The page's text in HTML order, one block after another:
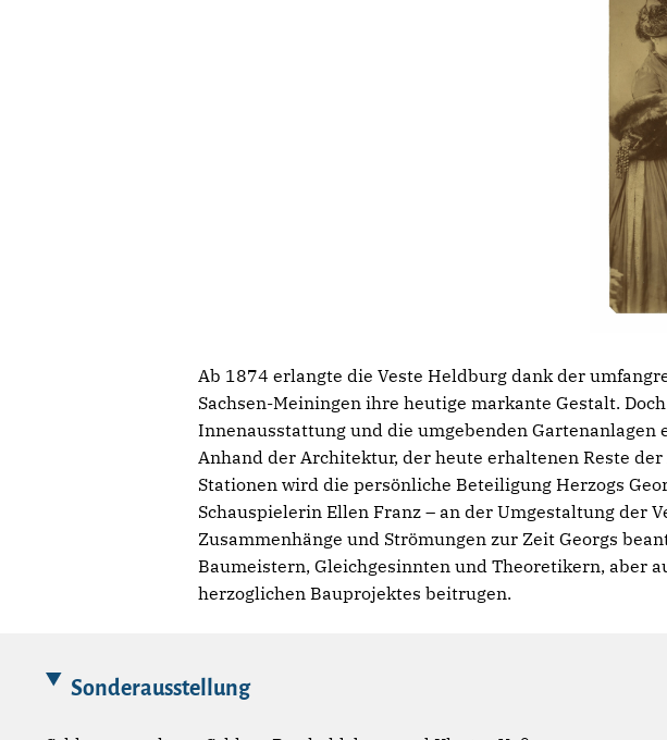
Ab 1874 erlangte die Veste Heldburg dank der
Sachsen-Meiningen ihre heutige markante Gestalt.
Innenausstattung und die umgebenden Gartenanlagen
Anhand der Architektur, der heute erhaltenen Reste
Stationen wird die persönliche Beteiligung Herzogs
Schauspielerin Ellen Franz – an der Umgestaltung der
Zusammenhänge und Strömungen zur Zeit Georgs
Baumeistern, Gleichgesinnten und Theoretikern, aber
herzoglichen Bauprojektes beitrugen.
Sonderausstellung